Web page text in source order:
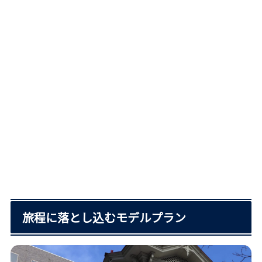
旅程に落とし込むモデルプラン